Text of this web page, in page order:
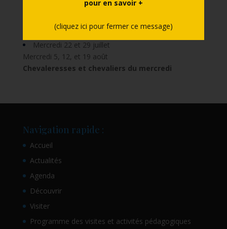
pour en savoir +
(cliquez ici pour fermer ce message)
Samedi 11, 18, 25 juillet
Fabrique ta catapulte !
Mercredi 22 et 29 juillet
Mercredi 5, 12, et 19 août
Chevaleresses et chevaliers du mercredi
Navigation rapide :
Accueil
Actualités
Agenda
Découvrir
Visiter
Programme des visites et activités pédagogiques